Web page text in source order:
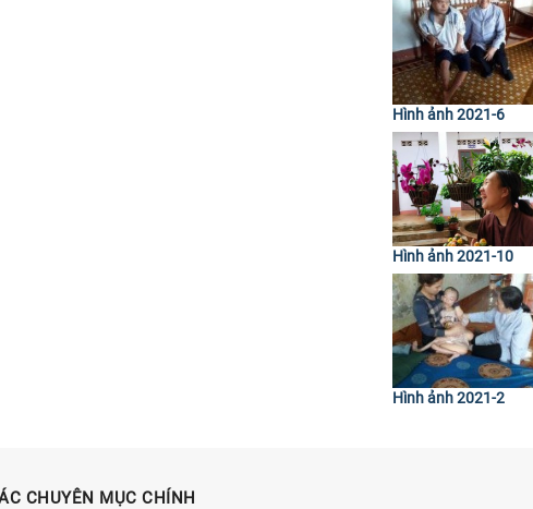
Hình ảnh 2021-6
Hình ảnh 2021-10
Hình ảnh 2021-2
CHUYÊN MỤC CHÍNH